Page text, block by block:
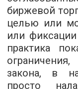
биржевой
целью или
или
практика
закона, в
просто